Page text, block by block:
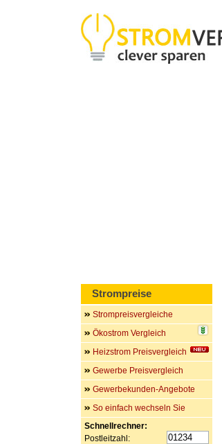
Strompreise
Strompreisvergleiche
Ökostrom Vergleich
Heizstrom Preisvergleich
Gewerbe Preisvergleich
Gewerbekunden-Angebote
So einfach wechseln Sie
Schnellrechner:
Postleitzahl: